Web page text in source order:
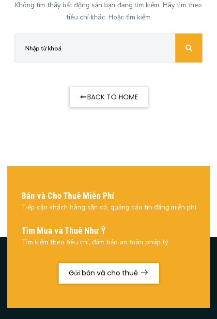
Không tìm thấy bất động sản bạn đang tìm kiếm. Hãy tìm theo
tiêu chí khác. Hoặc tìm kiếm
BACK TO HOME
Bán và Cho Thuê Miễn Phí
Tiếp cận khách hàng sẵn có, quảng cáo tin đăng miễn phí
Tìm Mua và Thuê Như Ý
Tìm kiếm theo tiêu chí, đảm bảo an toàn pháp lý
Gửi bán và cho thuê